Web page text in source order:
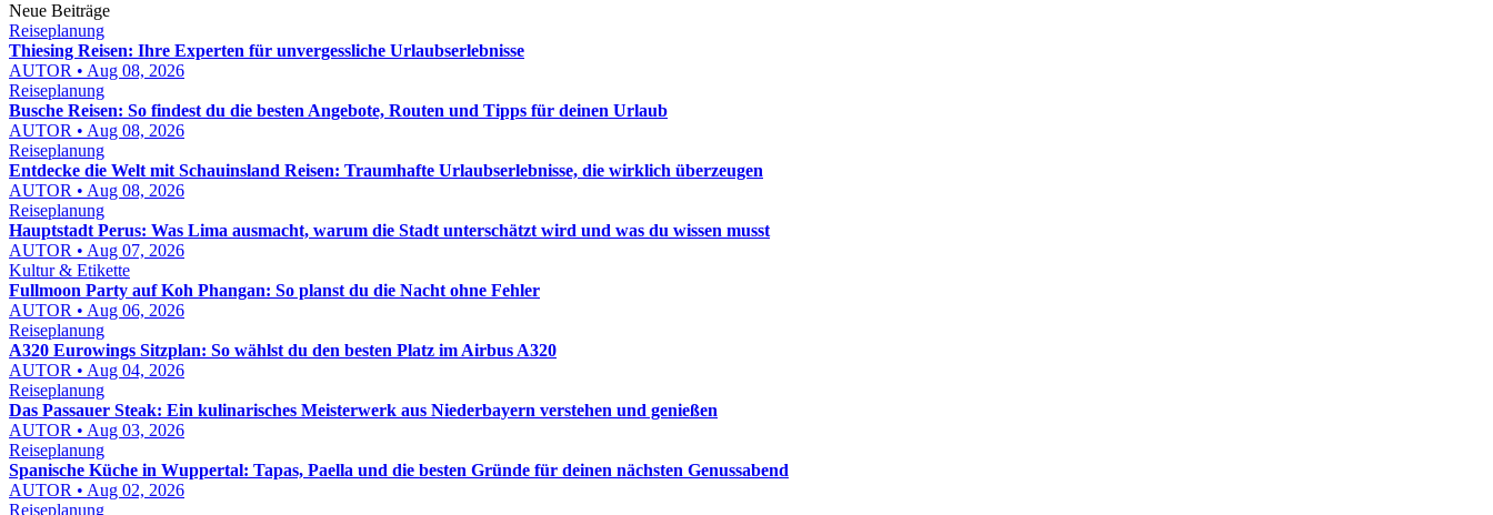
Neue Beiträge
Reiseplanung
Thiesing Reisen: Ihre Experten für unvergessliche Urlaubserlebnisse
AUTOR • Aug 08, 2026
Reiseplanung
Busche Reisen: So findest du die besten Angebote, Routen und Tipps für deinen Urlaub
AUTOR • Aug 08, 2026
Reiseplanung
Entdecke die Welt mit Schauinsland Reisen: Traumhafte Urlaubserlebnisse, die wirklich überzeugen
AUTOR • Aug 08, 2026
Reiseplanung
Hauptstadt Perus: Was Lima ausmacht, warum die Stadt unterschätzt wird und was du wissen musst
AUTOR • Aug 07, 2026
Kultur & Etikette
Fullmoon Party auf Koh Phangan: So planst du die Nacht ohne Fehler
AUTOR • Aug 06, 2026
Reiseplanung
A320 Eurowings Sitzplan: So wählst du den besten Platz im Airbus A320
AUTOR • Aug 04, 2026
Reiseplanung
Das Passauer Steak: Ein kulinarisches Meisterwerk aus Niederbayern verstehen und genießen
AUTOR • Aug 03, 2026
Reiseplanung
Spanische Küche in Wuppertal: Tapas, Paella und die besten Gründe für deinen nächsten Genussabend
AUTOR • Aug 02, 2026
Reiseplanung